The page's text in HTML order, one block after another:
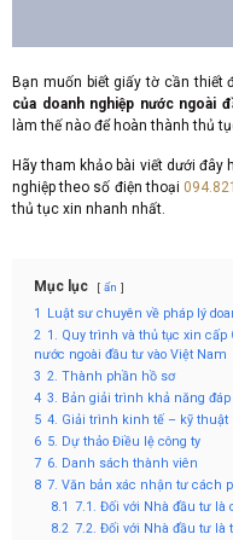
Bạn muốn biết giấy tờ cần thiết
của doanh nghiệp nước ngoài
làm thế nào để hoàn thành thủ
Hãy tham khảo bài viết dưới đây
nghiệp theo số điện thoại
thủ tục xin nhanh nhất.
Mục lục ẩn
1
Luật sư chuyên về pháp lý
2 1. Quy trình và thủ tục xin
nước ngoài đầu tư vào Việt Nam
3 2. Thành phần hồ sơ
4 3. Bản giải trình khả năng
5 4. Giải trình kinh tế – kỹ thuật
6 5. Dự thảo Điều lệ công ty
7 6. Danh sách thành viên
8 7. Văn bản xác nhận tư cách
8.1 7.1. Đối với Nhà đầu tư là
8.2 7.2. Đối với Nhà đầu tư là